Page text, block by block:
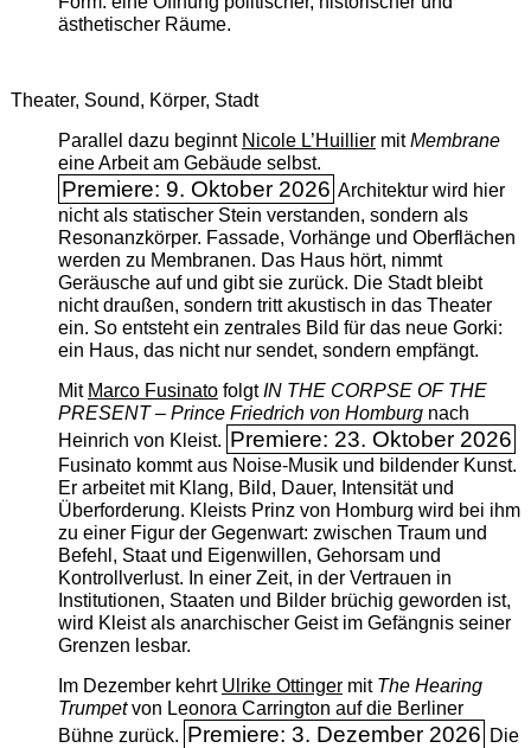
ästhetischer Räume.
Theater, Sound, Körper, Stadt
Parallel dazu beginnt Nicole L’Huilliermit ­Membrane
eine Arbeit am Gebäude selbst.
Premiere: 9. Oktober 2026 Architektur wird hier
nicht als statischer Stein verstanden, sondern als
Resonanzkörper. Fassade, Vorhänge und Oberflächen
werden zu Membranen. Das Haus hört, nimmt
Geräusche auf und gibt sie zurück. Die Stadt bleibt
nicht draußen, sondern tritt akustisch in das Theater
ein. So entsteht ein zentrales Bild für das neue Gorki:
ein Haus, das nicht nur sendet, sondern empfängt.
Mit Marco FusinatofolgtIN THE CORPSE OF THE
PRESENT – Prince Friedrich von Homburgnach
Heinrich von Kleist. Premiere: 23. Oktober 2026
Fusinato kommt aus Noise-Musik und bildender Kunst.
Er arbeitet mit Klang, Bild, Dauer, Intensität und
Überforderung. Kleists Prinz von Homburg wird bei ihm
zu einer Figur der Gegenwart: zwischen Traum und
Befehl, Staat und Eigenwillen, Gehorsam und
Kontrollverlust. In einer Zeit, in der Vertrauen in
Institutionen, Staaten und Bilder brüchig geworden ist,
wird Kleist als anarchischer Geist im Gefängnis seiner
Grenzen lesbar.
Im Dezember kehrt Ulrike Ottingermit The ­Hearing
Trumpetvon Leonora Carrington auf die Berliner
Bühne zurück. Premiere: 3. Dezember 2026 Die